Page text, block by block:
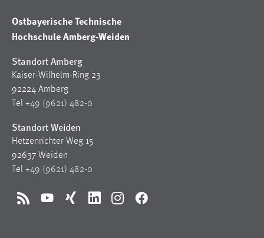
Ostbayerische Technische
Hochschule Amberg-Weiden
Standort Amberg
Kaiser-Wilhelm-Ring 23
92224 Amberg
Tel +49 (9621) 482-0
Standort Weiden
Hetzenrichter Weg 15
92637 Weiden
Tel +49 (9621) 482-0
RSS YouTubeXing LinkedInInstagramFacebook
Dieser Cookie ist notwendig um sich an der Website
einloggen zu können.
Cookie Laufzeit:
24 Stunden
Diese Informationen helfen uns zu verstehen, wie
Matomo